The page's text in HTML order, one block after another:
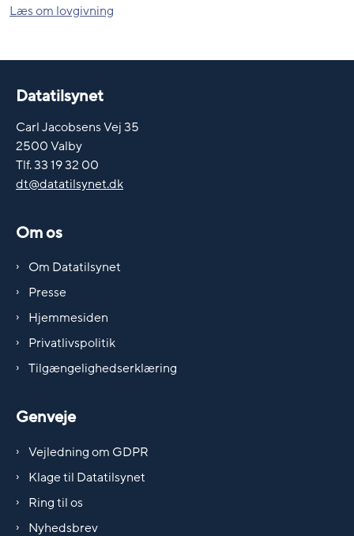
Læs om lovgivning
Datatilsynet
Carl Jacobsens Vej 35
2500 Valby
Tlf. 33 19 32 00
dt@datatilsynet.dk
Om os
Om Datatilsynet
Presse
Hjemmesiden
Privatlivspolitik
Tilgængelighedserklæring
Genveje
Vejledning om GDPR
Klage til Datatilsynet
Ring til os
Nyhedsbrev